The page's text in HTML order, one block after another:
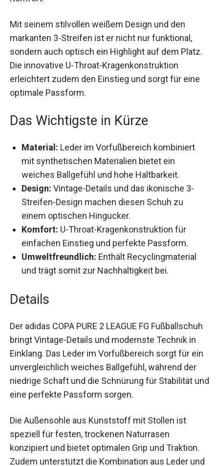
markanten 3-Streifen ist er nicht nur funktional,
sondern auch optisch ein Highlight auf dem
Platz. Die innovative U-Throat-Kragenkonstruktion
erleichtert zudem den Einstieg und sorgt für eine
optimale Passform.
Das Wichtigste in Kürze
mit synthetischen Materialien bietet ein
weiches Ballgefühl und hohe Haltbarkeit.
Design:Vintage-Details und das ikonische 3-
Streifen-Design machen diesen Schuh zu
einem optischen Hingucker.
Komfort:U-Throat-Kragenkonstruktion für
einfachen Einstieg und perfekte Passform.
Umweltfreundlich: Enthält Recyclingmaterial
und trägt somit zur Nachhaltigkeit bei.
Details
Fußballschuh bringt Vintage-Details und
modernste Technik in Einklang. Das Leder im
Vorfußbereich sorgt für ein unvergleichlich
weiches Ballgefühl, während der niedrige Schaft
und die Schnürung für Stabilität und eine perfekte
Passform sorgen.
Die Außensohle aus Kunststoff mit Stollen ist
speziell für festen, trockenen Naturrasen
konzipiert und bietet optimalen Grip und Traktion.